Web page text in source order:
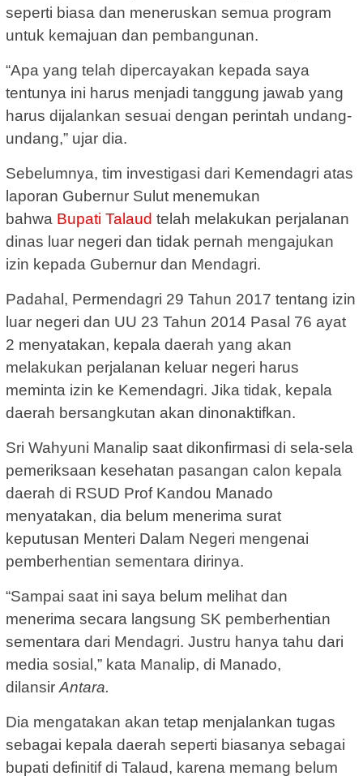
seperti biasa dan meneruskan semua program
untuk kemajuan dan pembangunan.
“Apa yang telah dipercayakan kepada saya
tentunya ini harus menjadi tanggung jawab yang
harus dijalankan sesuai dengan perintah undang-
undang,” ujar dia.
Sebelumnya, tim investigasi dari Kemendagri atas
laporan Gubernur Sulut menemukan
bahwa Bupati Talaud telah melakukan perjalanan
dinas luar negeri dan tidak pernah mengajukan
izin kepada Gubernur dan Mendagri.
Padahal, Permendagri 29 Tahun 2017 tentang izin
luar negeri dan UU 23 Tahun 2014 Pasal 76 ayat
2 menyatakan, kepala daerah yang akan
melakukan perjalanan keluar negeri harus
meminta izin ke Kemendagri. Jika tidak, kepala
daerah bersangkutan akan dinonaktifkan.
Sri Wahyuni Manalip saat dikonfirmasi di sela-sela
pemeriksaan kesehatan pasangan calon kepala
daerah di RSUD Prof Kandou Manado
menyatakan, dia belum menerima surat
keputusan Menteri Dalam Negeri mengenai
pemberhentian sementara dirinya.
“Sampai saat ini saya belum melihat dan
menerima secara langsung SK pemberhentian
sementara dari Mendagri. Justru hanya tahu dari
media sosial,” kata Manalip, di Manado,
dilansir Antara.
Dia mengatakan akan tetap menjalankan tugas
sebagai kepala daerah seperti biasanya sebagai
bupati definitif di Talaud, karena memang belum